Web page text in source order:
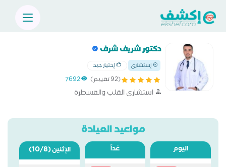
دكتور شريف شرف
إستشاري إختيار جيد
(92 تقييم) 7692
استشارى القلب والقسطرة
مواعيد العيادة
اليوم غداً الإثنين(10/8)